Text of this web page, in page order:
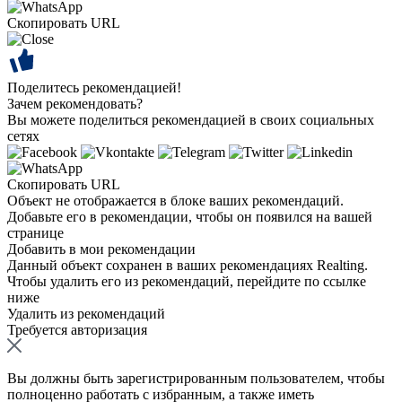
Скопировать URL
Поделитесь рекомендацией!
Зачем рекомендовать?
Вы можете поделиться рекомендацией в своих социальных
сетях
Скопировать URL
Объект не отображается в блоке ваших рекомендаций.
Добавьте его в рекомендации, чтобы он появился на вашей
странице
Добавить в мои рекомендации
Данный объект сохранен в ваших рекомендациях Realting.
Чтобы удалить его из рекомендаций, перейдите по ссылке
ниже
Удалить из рекомендаций
Требуется авторизация
Вы должны быть зарегистрированным пользователем, чтобы
полноценно работать с избранным, а также иметь